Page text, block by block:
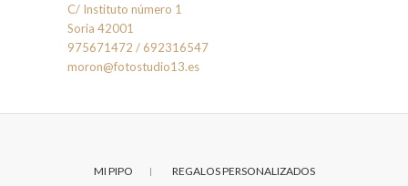
C/ Instituto número 1
Soria 42001
975671472 / 692316547
moron@fotostudio13.es
MI PIPO REGALOS PERSONALIZADOS